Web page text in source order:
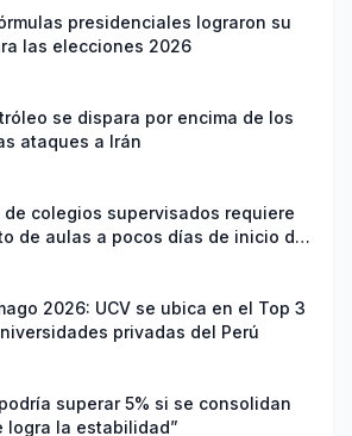
presidenciales lograron su
las elecciones 2026
se dispara por encima de los
ataques a Irán
de colegios supervisados requiere
de aulas a pocos días de inicio del
2026: UCV se ubica en el Top 3
privadas del Perú
superar 5% si se consolidan
logra la estabilidad”